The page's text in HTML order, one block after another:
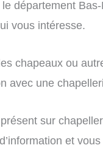
département
vous intéresse.
chapeaux ou
avec une
sur
et